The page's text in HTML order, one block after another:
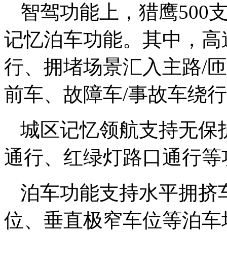
智驾功能上， 猎鹰500
记忆泊车功能。其中，
行、拥堵场景汇入主路/
前车、故障车/事故车绕
城区记忆领航支持无保
通行、红绿灯路口通行等
泊车功能支持水平拥挤
位、垂直极窄车位等泊